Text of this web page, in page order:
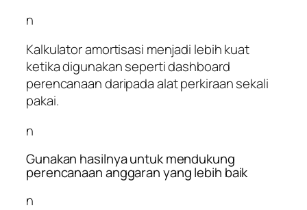
n
Kalkulator amortisasi menjadi lebih kuat
ketika digunakan seperti dashboard
perencanaan daripada alat perkiraan sekali
pakai.
n
Gunakan hasilnya untuk mendukung
perencanaan anggaran yang lebih baik
n